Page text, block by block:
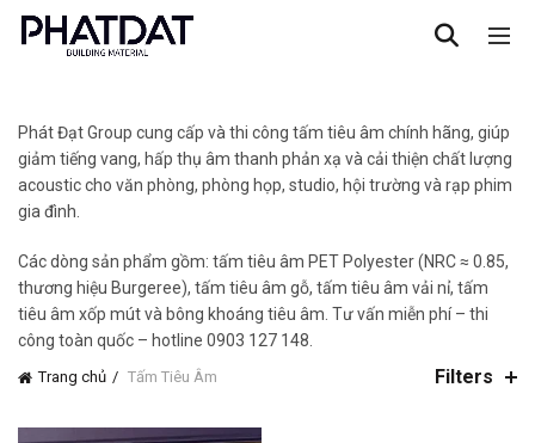
Phát Đạt Group cung cấp và thi công tấm tiêu âm chính hãng, giúp
giảm tiếng vang, hấp thụ âm thanh phản xạ và cải thiện chất lượng
acoustic cho văn phòng, phòng họp, studio, hội trường và rạp phim
gia đình.
Các dòng sản phẩm gồm: tấm tiêu âm PET Polyester (NRC ≈ 0.85,
thương hiệu Burgeree), tấm tiêu âm gỗ, tấm tiêu âm vải nỉ, tấm
tiêu âm xốp mút và bông khoáng tiêu âm. Tư vấn miễn phí – thi
công toàn quốc – hotline 0903 127 148.
Trang chủ Tấm Tiêu Âm Filters